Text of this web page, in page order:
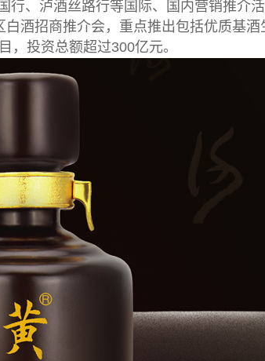
、泸酒丝路行等国际、国内营销推介活
酒招商推介会，重点推出包括优质基酒
，投资总额超过300亿元。